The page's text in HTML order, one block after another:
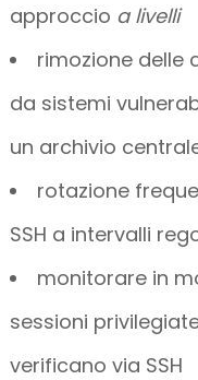
approccio a livelli
rimozione delle
da sistemi
un archivio
rotazione
SSH a intervalli
monitorare in
sessioni
verificano via SSH